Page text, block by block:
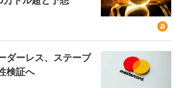
ダーレス、ステーブ
検証へ